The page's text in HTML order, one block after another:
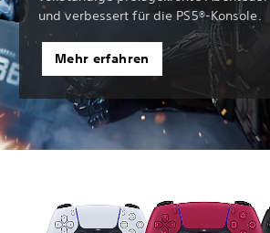
und verbessert für die PS5®-Konsole.
Mehr erfahren